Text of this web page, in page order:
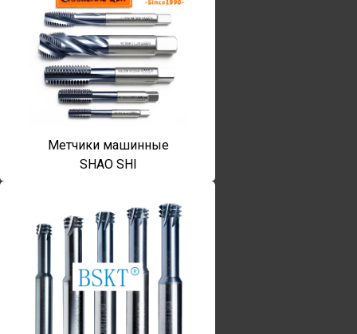
Метчики машинные
SHAO SHI